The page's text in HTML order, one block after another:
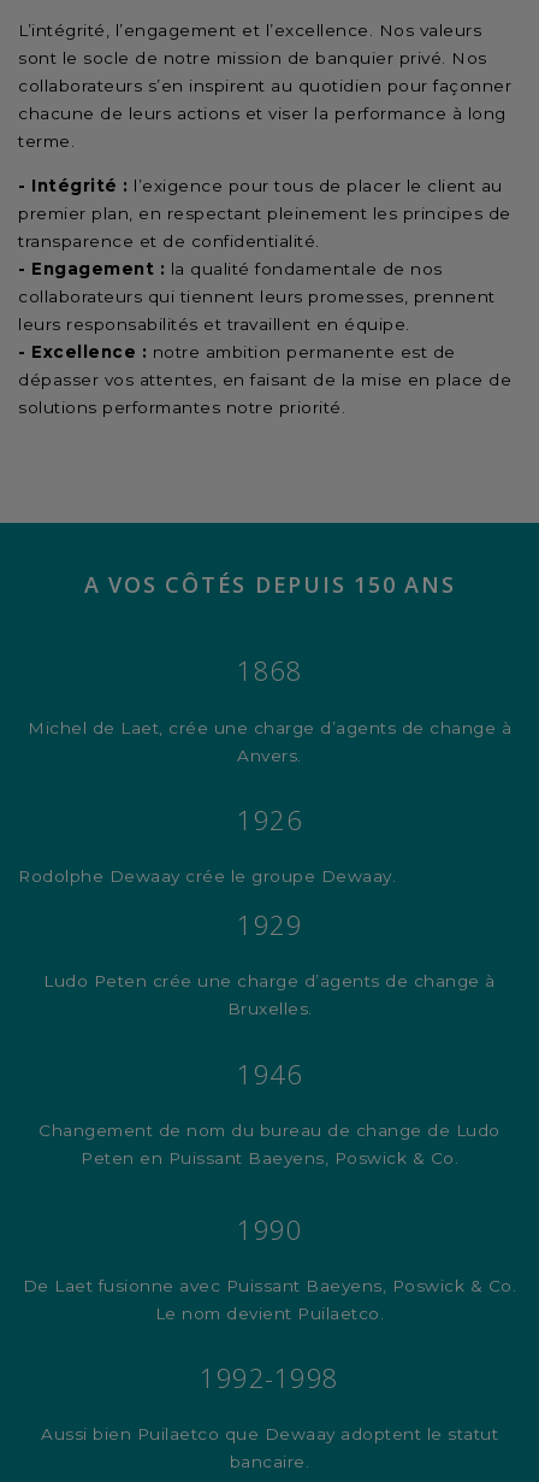
L’intégrité, l’engagement et l’excellence. Nos valeurs
sont le socle de notre mission de banquier privé. Nos
collaborateurs s’en inspirent au quotidien pour façonner
chacune de leurs actions et viser la performance à long
terme.
- Intégrité : l’exigence pour tous de placer le client au
premier plan, en respectant pleinement les principes de
transparence et de confidentialité.
- Engagement : la qualité fondamentale de nos
collaborateurs qui tiennent leurs promesses, prennent
leurs responsabilités et travaillent en équipe.
- Excellence : notre ambition permanente est de
dépasser vos attentes, en faisant de la mise en place de
solutions performantes notre priorité.
A VOS CÔTÉS DEPUIS 150 ANS
1868
Michel de Laet, crée une charge d’agents de change à
Anvers.
1926
Rodolphe Dewaay crée le groupe Dewaay.
1929
Ludo Peten crée une charge d’agents de change à
Bruxelles.
1946
Changement de nom du bureau de change de Ludo
Peten en Puissant Baeyens, Poswick & Co.
1990
De Laet fusionne avec Puissant Baeyens, Poswick & Co.
Le nom devient Puilaetco.
1992-1998
Aussi bien Puilaetco que Dewaay adoptent le statut
bancaire.